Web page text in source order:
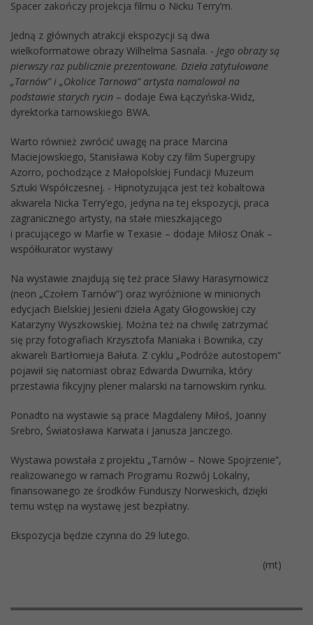
Spacer zakończy projekcja filmu o Nicku Terry’m.
Jedną z głównych atrakcji ekspozycji są dwa
wielkoformatowe obrazy Wilhelma Sasnala. - Jego obrazy są
pierwszy raz publicznie prezentowane. Dzieła zatytułowane
„Tarnów” i „Okolice Tarnowa” artysta namalował na
podstawie starych rycin – dodaje Ewa Łączyńska-Widz,
dyrektorka tarnowskiego BWA.
Warto również zwrócić uwagę na prace Marcina
Maciejowskiego, Stanisława Koby czy film Supergrupy
Azorro, pochodzące z Małopolskiej Fundacji Muzeum
Sztuki Współczesnej. - Hipnotyzująca jest też kobaltowa
akwarela Nicka Terry’ego, jedyna na tej ekspozycji, praca
zagranicznego artysty, na stałe mieszkającego
i pracującego w Marfie w Texasie – dodaje Miłosz Onak –
współkurator wystawy
Na wystawie znajdują się też prace Sławy Harasymowicz
(neon „Czołem Tarnów”) oraz wyróżnione w minionych
edycjach Bielskiej Jesieni dzieła Agaty Głogowskiej czy
Katarzyny Wyszkowskiej. Można też na chwilę zatrzymać
się przy fotografiach Krzysztofa Maniaka i Bownika, czy
akwareli Bartłomieja Bałuta. Z cyklu „Podróże autostopem”
pojawił się natomiast obraz Edwarda Dwurnika, który
przestawia fikcyjny plener malarski na tarnowskim rynku.
Ponadto na wystawie są prace Magdaleny Miłoś, Joanny
Srebro, Światosława Karwata i Janusza Janczego.
Wystawa powstała z projektu „Tarnów – Nowe Spojrzenie”,
realizowanego w ramach Programu Rozwój Lokalny,
finansowanego ze środków Funduszy Norweskich, dzięki
temu wstęp na wystawę jest bezpłatny.
Ekspozycja będzie czynna do 29 lutego.
(mt)